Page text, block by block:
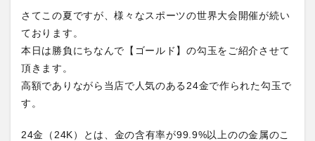
さてこの夏ですが、様々なスポーツの世界大会開催が続い
ております。
本日は勝負にちなんで【ゴールド】の勾玉をご紹介させて
頂きます。
高額でありながら当店で人気のある24金で作られた勾玉で
す。
24金（24K）とは、金の含有率が99.9%以上のの金属のこ